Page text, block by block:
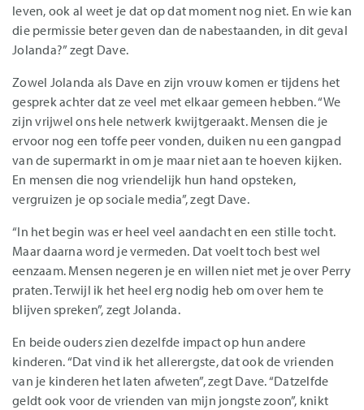
leven, ook al weet je dat op dat moment nog niet. En wie kan
die permissie beter geven dan de nabestaanden, in dit geval
Jolanda?” zegt Dave.
Zowel Jolanda als Dave en zijn vrouw komen er tijdens het
gesprek achter dat ze veel met elkaar gemeen hebben. “We
zijn vrijwel ons hele netwerk kwijtgeraakt. Mensen die je
ervoor nog een toffe peer vonden, duiken nu een gangpad
van de supermarkt in om je maar niet aan te hoeven kijken.
En mensen die nog vriendelijk hun hand opsteken,
vergruizen je op sociale media”, zegt Dave.
“In het begin was er heel veel aandacht en een stille tocht.
Maar daarna word je vermeden. Dat voelt toch best wel
eenzaam. Mensen negeren je en willen niet met je over Perry
praten. Terwijl ik het heel erg nodig heb om over hem te
blijven spreken”, zegt Jolanda.
En beide ouders zien dezelfde impact op hun andere
kinderen. “Dat vind ik het allerergste, dat ook de vrienden
van je kinderen het laten afweten”, zegt Dave. “Datzelfde
geldt ook voor de vrienden van mijn jongste zoon”, knikt